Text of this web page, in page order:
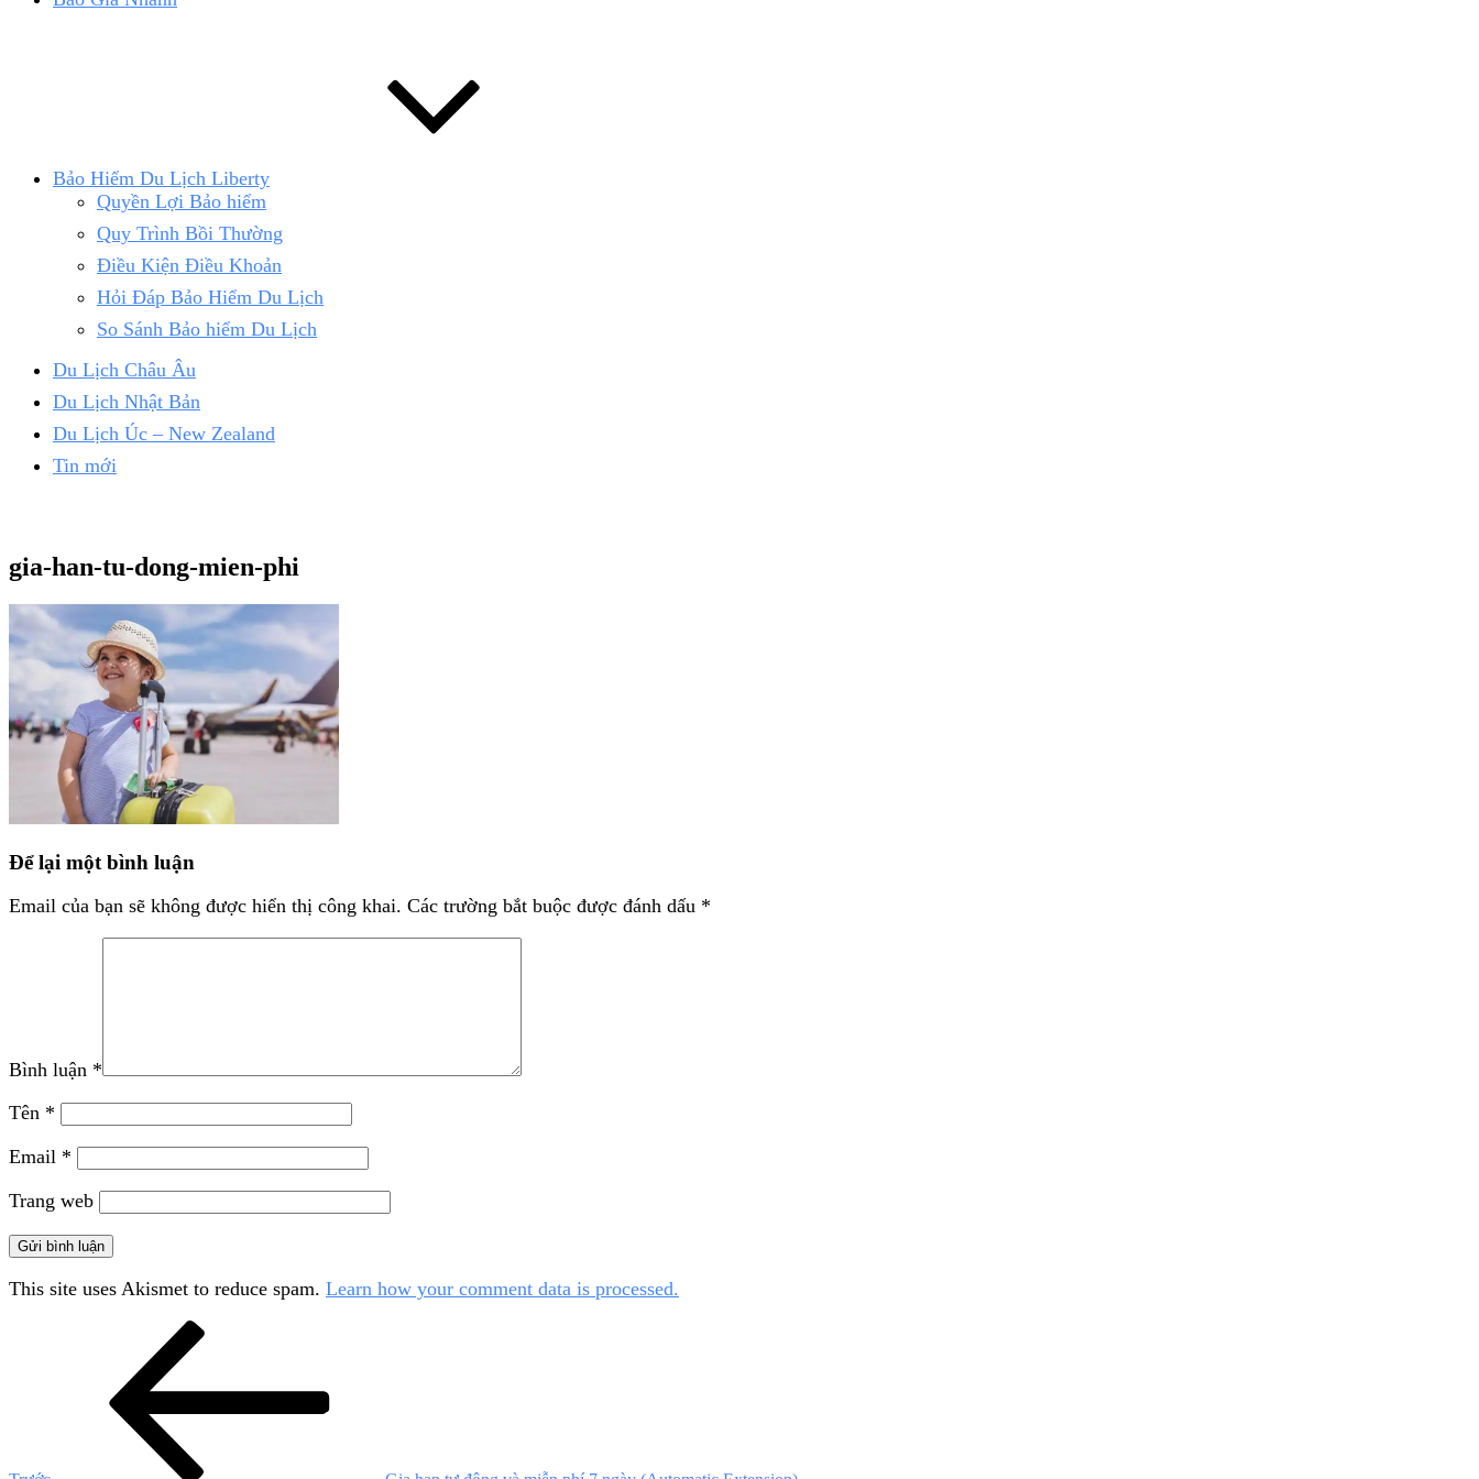
Bảo Hiểm Du Lịch Liberty
Quyền Lợi Bảo hiểm
Quy Trình Bồi Thường
Điều Kiện Điều Khoản
Hỏi Đáp Bảo Hiểm Du Lịch
So Sánh Bảo hiểm Du Lịch
Du Lịch Châu Âu
Du Lịch Nhật Bản
Du Lịch Úc – New Zealand
Tin mới
gia-han-tu-dong-mien-phi
Để lại một bình luận
Email của bạn sẽ không được hiển thị công khai. Các trường bắt buộc được đánh dấu *
Bình luận *
Tên *
Email *
Trang web
This site uses Akismet to reduce spam. Learn how your comment data is processed.